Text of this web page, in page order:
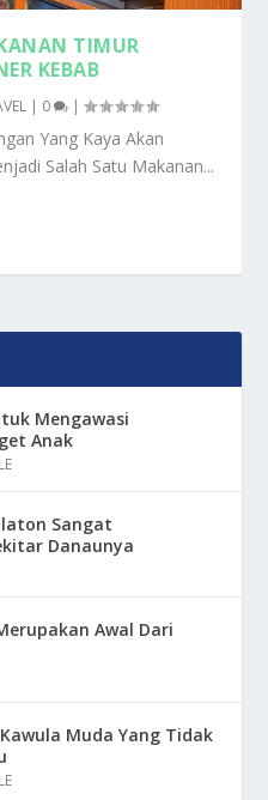
TIMUR
KEBAB
| 0 |
Yang Kaya Akan
Salah Satu Makanan...
Mengawasi
Anak
Sangat
Danaunya
Awal Dari
Muda Yang Tidak